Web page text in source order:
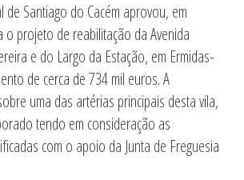
de Santiago do Cacém aprovou, em
o projeto de reabilitação da Avenida
e do Largo da Estação, em Ermidas-
de cerca de 734 mil euros. A
uma das artérias principais desta vila,
tendo em consideração as
com o apoio da Junta de Freguesia